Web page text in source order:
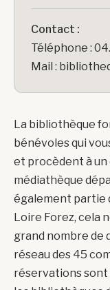
Contact :
Téléphone :
Mail :
La bibliothèque
bénévoles qui
et procèdent à un
médiathèque
également partie
Loire Forez, cela
grand nombre de
réseau des 45
réservations